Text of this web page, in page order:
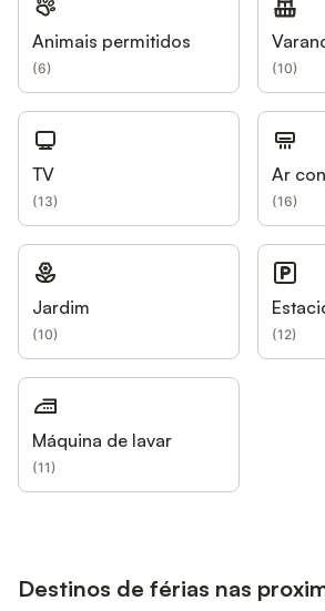
Animais permitidos
(6) (10)
TV
(13)
Ar
(16)
Jardim
(10) (12)
Máquina de lavar
(11)
Destinos de férias nas